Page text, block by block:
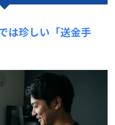
は珍しい「送金手